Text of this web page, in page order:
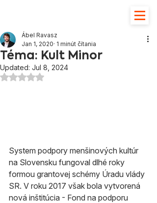
Téma: Kult Minor
Ábel Ravasz
Jan 1, 2020 1 minút čítania
Updated: Jul 8, 2024
Hodnotenie NaN z 5 hviezdičiek.
System podpory menšinových kultúr
na Slovensku fungoval dlhé roky
formou grantovej schémy Úradu vlády
SR. V roku 2017 však bola vytvorená
nová inštitúcia - Fond na podporu